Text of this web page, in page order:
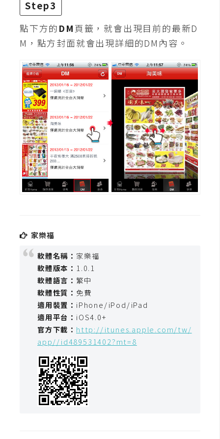
d
P
r
e
s
s
安
裝
與
設
定
外
掛
實
作
W
o
Step3
點下方的DM頁籤，就會出現目前的最新D
M，點方封面就會出現詳細的DM內容。
家樂福
軟體名稱： 家樂福
軟體版本： 1.0.1
軟體語言： 繁中
軟體性質： 免費
適用裝置： iPhone/iPod/iPad
適用平台： iOS4.0+
官方下載： http://itunes.apple.com/tw/
app//id489531402?mt=8